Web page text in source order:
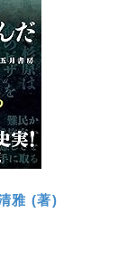
雅 (著)